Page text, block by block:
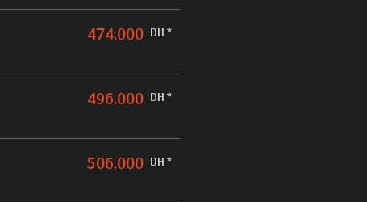
474.000 DH *
496.000 DH *
506.000 DH *